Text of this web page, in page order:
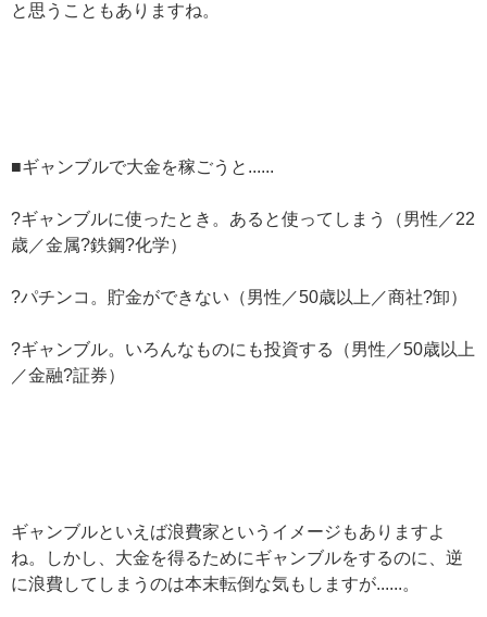
と思うこともありますね。
■ギャンブルで大金を稼ごうと......
?ギャンブルに使ったとき。あると使ってしまう（男性／22
歳／金属?鉄鋼?化学）
?パチンコ。貯金ができない（男性／50歳以上／商社?卸）
?ギャンブル。いろんなものにも投資する（男性／50歳以上
／金融?証券）
ギャンブルといえば浪費家というイメージもありますよ
ね。しかし、大金を得るためにギャンブルをするのに、逆
に浪費してしまうのは本末転倒な気もしますが......。